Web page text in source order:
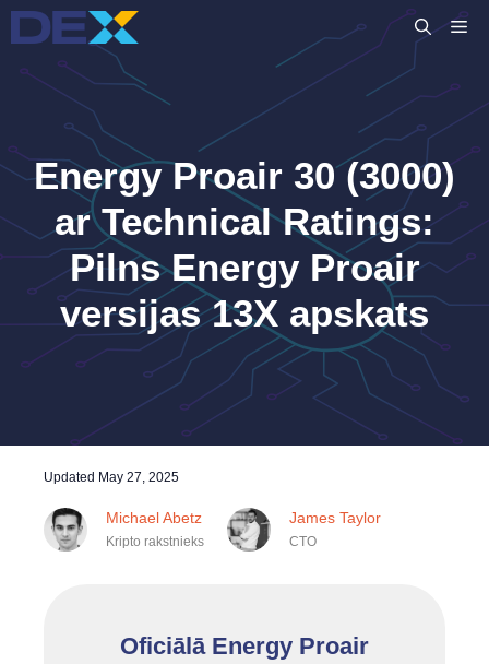
Skip
to
content
Energy Proair 30 (3000)
ar Technical Ratings:
Pilns Energy Proair
versijas 13X apskats
Updated May 27, 2025
Michael Abetz
Kripto rakstnieks
James Taylor
CTO
Oficiālā Energy Proair